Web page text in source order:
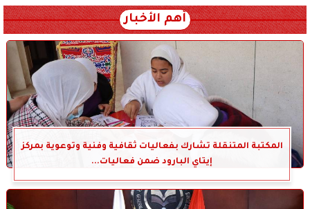
أهم الأخبار
المكتبة المتنقلة تشارك بفعاليات ثقافية وفنية وتوعوية بمركز
إيتاي البارود ضمن فعاليات...